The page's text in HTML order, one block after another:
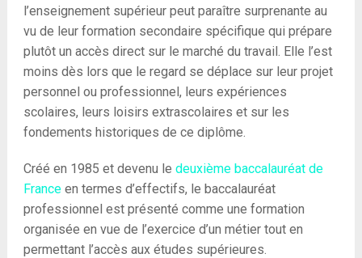
l’enseignement supérieur peut paraître surprenante au
vu de leur formation secondaire spécifique qui prépare
plutôt un accès direct sur le marché du travail. Elle l’est
moins dès lors que le regard se déplace sur leur projet
personnel ou professionnel, leurs expériences
scolaires, leurs loisirs extrascolaires et sur les
fondements historiques de ce diplôme.
Créé en 1985 et devenu le deuxième baccalauréat de
Franceen termes d’effectifs, le baccalauréat
professionnel est présenté comme une formation
organisée en vue de l’exercice d’un métier tout en
permettant l’accès aux études supérieures.